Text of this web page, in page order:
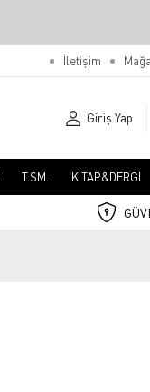
İletişim
Giriş Yap
T.SM. KİTAP&DERGİ